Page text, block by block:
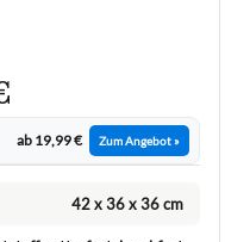
ab 19,99 € Zum Angebot »
42 x 36 x 36 cm